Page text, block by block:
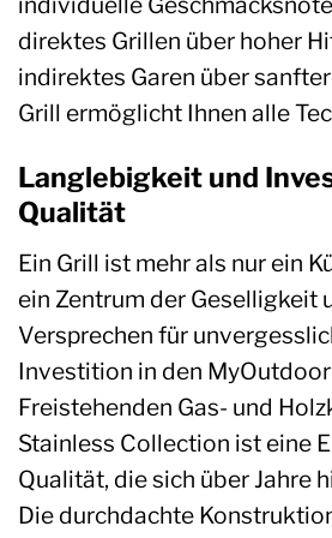
direktes Grillen über hoher
indirektes Garen über
Grill ermöglicht Ihnen alle
Langlebigkeit und
Qualität
Ein Grill ist mehr als nur ein
ein Zentrum der Geselligkeit
Versprechen für
Investition in den
Freistehenden Gas- und
Stainless Collection ist eine
Qualität, die sich über Jahre
Die durchdachte